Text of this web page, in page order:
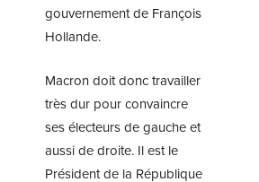
gouvernement de François
Hollande.
Macron doit donc travailler
très dur pour convaincre
ses électeurs de gauche et
aussi de droite. Il est le
Président de la République